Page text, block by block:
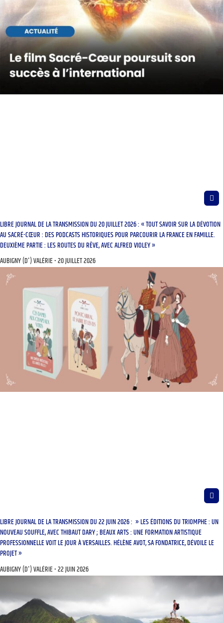
LIBRE JOURNAL DE LA TRANSMISSION DU 20 JUILLET 2026 : « TOUT SAVOIR SUR LA DÉVOTION
AU SACRÉ-CŒUR : DES PODCASTS HISTORIQUES POUR PARCOURIR LA FRANCE EN FAMILLE.
DEUXIÈME PARTIE : LES ROUTES DU RÊVE, AVEC ALFRED VIOLEY »
AUBIGNY (D') VALÉRIE 20 JUILLET 2026
LIBRE JOURNAL DE LA TRANSMISSION DU 22 JUIN 2026 : » LES ÉDITIONS DU TRIOMPHE : UN
NOUVEAU SOUFFLE, AVEC THIBAUT DARY ; BEAUX ARTS : UNE FORMATION ARTISTIQUE
PROFESSIONNELLE VOIT LE JOUR À VERSAILLES. HÉLÈNE AVOT, SA FONDATRICE, DÉVOILE LE
PROJET »
AUBIGNY (D') VALÉRIE 22 JUIN 2026